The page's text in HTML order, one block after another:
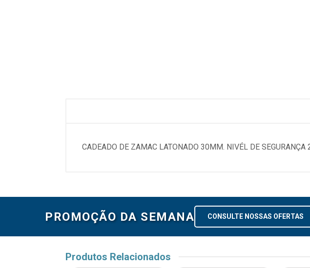
CADEADO DE ZAMAC LATONADO 30MM. NIVÉL DE SEGURANÇA
PROMOÇÃO DA SEMANA CONSULTE NOSSAS OFERTAS
Produtos Relacionados